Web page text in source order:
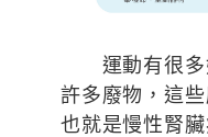
運動有很多
許多廢物，這
也就是慢性腎